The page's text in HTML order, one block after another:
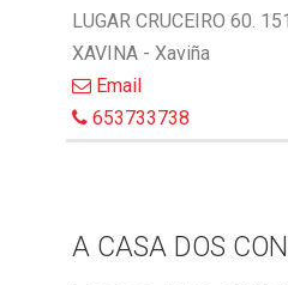
LUGAR CRUCEIRO 60.
XAVINA - Xaviña
Email
653733738
A CASA DOS